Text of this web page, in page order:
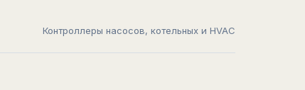
Контроллеры насосов, котельных и HVAC